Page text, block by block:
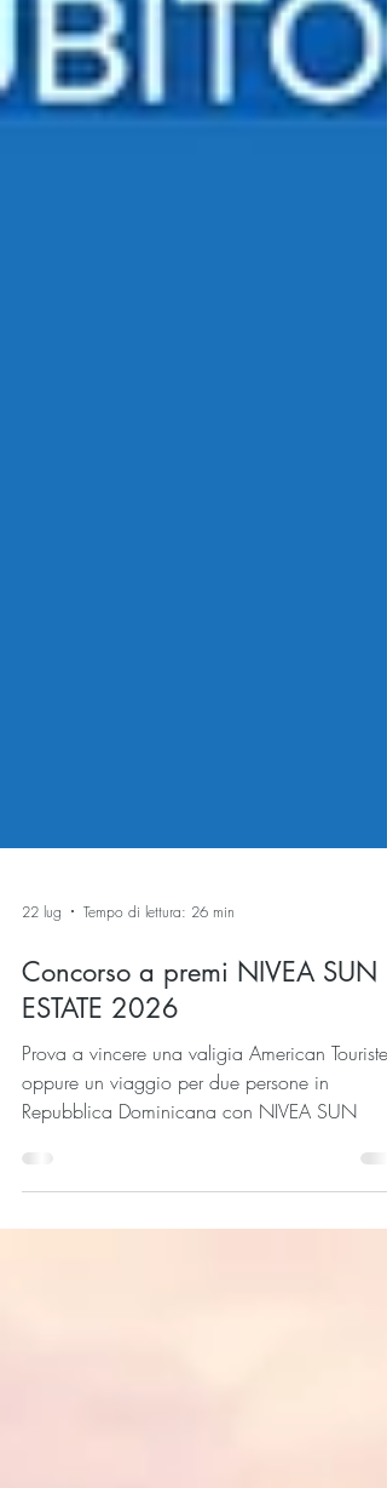
22 lug Tempo di lettura: 26 min
Concorso a premi NIVEA SUN
ESTATE 2026
Prova a vincere una valigia American Tourister
Repubblica Dominicana con NIVEA SUN